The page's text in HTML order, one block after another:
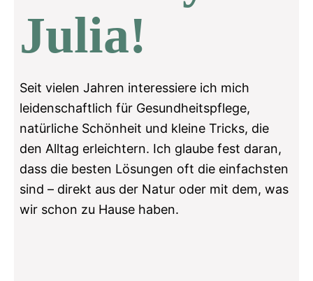
Julia!
Seit vielen Jahren interessiere ich mich
leidenschaftlich für Gesundheitspflege,
natürliche Schönheit und kleine Tricks, die
den Alltag erleichtern. Ich glaube fest daran,
dass die besten Lösungen oft die einfachsten
sind – direkt aus der Natur oder mit dem, was
wir schon zu Hause haben.